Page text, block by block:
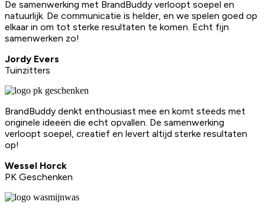
De samenwerking met BrandBuddy verloopt soepel en
natuurlijk. De communicatie is helder, en we spelen goed op
elkaar in om tot sterke resultaten te komen. Echt fijn
samenwerken zo!
Jordy Evers
Tuinzitters
BrandBuddy denkt enthousiast mee en komt steeds met
originele ideeën die echt opvallen. De samenwerking
verloopt soepel, creatief en levert altijd sterke resultaten
op!
Wessel Horck
PK Geschenken